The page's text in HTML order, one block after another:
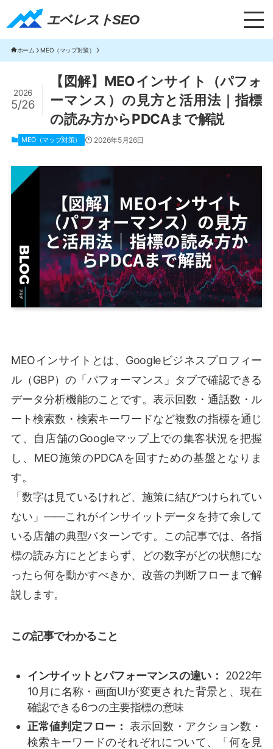
エベレストSEO
エベレストSEO｜TOP
ホーム MEO（マップ対策）
【図解】MEOインサイト（パフォ
ーマンス）の見方と活用法｜指標
の読み方からPDCAまで解説
2026
5/26
MEO（マップ対策） 2026年5月26日
MEOインサイトとは、Googleビジネスプロフィー
ル（GBP）の「パフォーマンス」タブで確認できる
データ分析機能のことです。表示回数・通話数・ル
ート検索数・検索キーワードなど複数の指標を通じ
て、自店舗のGoogleマップ上での集客状況を把握
し、MEO施策のPDCAを回すための基盤となりま
す。
「数字は見ているけれど、施策に結びつけられてい
ない」——これがインサイットデータを持て余して
いる店舗の典型パターンです。この記事では、各指
標の読み方にとどまらず、どの数字がどの状態にな
ったら何を動かすべきか、改善の判断フローまで解
説します。
この記事でわかること
インサイットとパフォーマンスの違い：
2022年
10月に名称・画面UIが変更された背景と、現在
確認できる6つの主要指標の意味
正常値判定フロー： 表示回数・アクション数・
検索キーワードのそれぞれについて、「何を見